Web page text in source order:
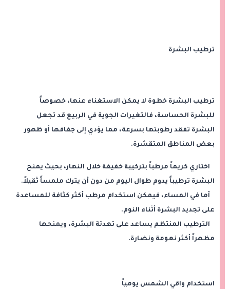
ترطيب البشرة
ترطيب البشرة خطوة لا يمكن الاستغناء عنها، خصوصاً
للبشرة الحساسة، فالتغيرات الجوية في الربيع قد تجعل
البشرة تفقد رطوبتها بسرعة، مما يؤدي إلى جفافها أو ظهور
بعض المناطق المتقشرة.
اختاري كريماً مرطباً بتركيبة خفيفة خلال النهار، بحيث يمنح
البشرة ترطيباً يدوم طوال اليوم من دون أن يترك ملمساً ثقيلاً.
أما في المساء، فيمكن استخدام مرطب أكثر كثافة للمساعدة
على تجديد البشرة أثناء النوم.
الترطيب المنتظم يساعد على تهدئة البشرة، ويمنحها
مظهراً أكثر نعومة ونضارة.
استخدام واقي الشمس يومياً